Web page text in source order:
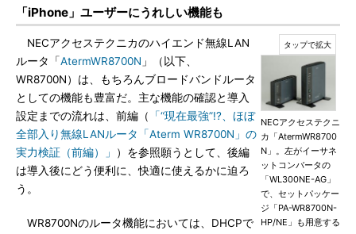
「iPhone」ユーザーにうれしい機能も
NECアクセステクニ
カ「AtermWR8700
N」。左がイーサネ
ットコンバータの
「WL300NE-AG」
で、セットパッケー
ジ「PA-WR8700N-
HP/NE」も用意する
NECアクセステクニカのハイエンド無線LAN
ルータ「AtermWR8700N 」（以下、
WR8700N）は、もちろんブロードバンドルータ
としての機能も豊富だ。主な機能の確認と導入
設定までの流れは、前編（
「“現在最強”!?、ほぼ
全部入り無線LANルータ「Aterm WR8700N」の
実力検証（前編）」
）を参照願うとして、後編
は導入後にどう便利に、快適に使えるかに迫ろ
う。
WR8700Nのルータ機能においては、DHCPで